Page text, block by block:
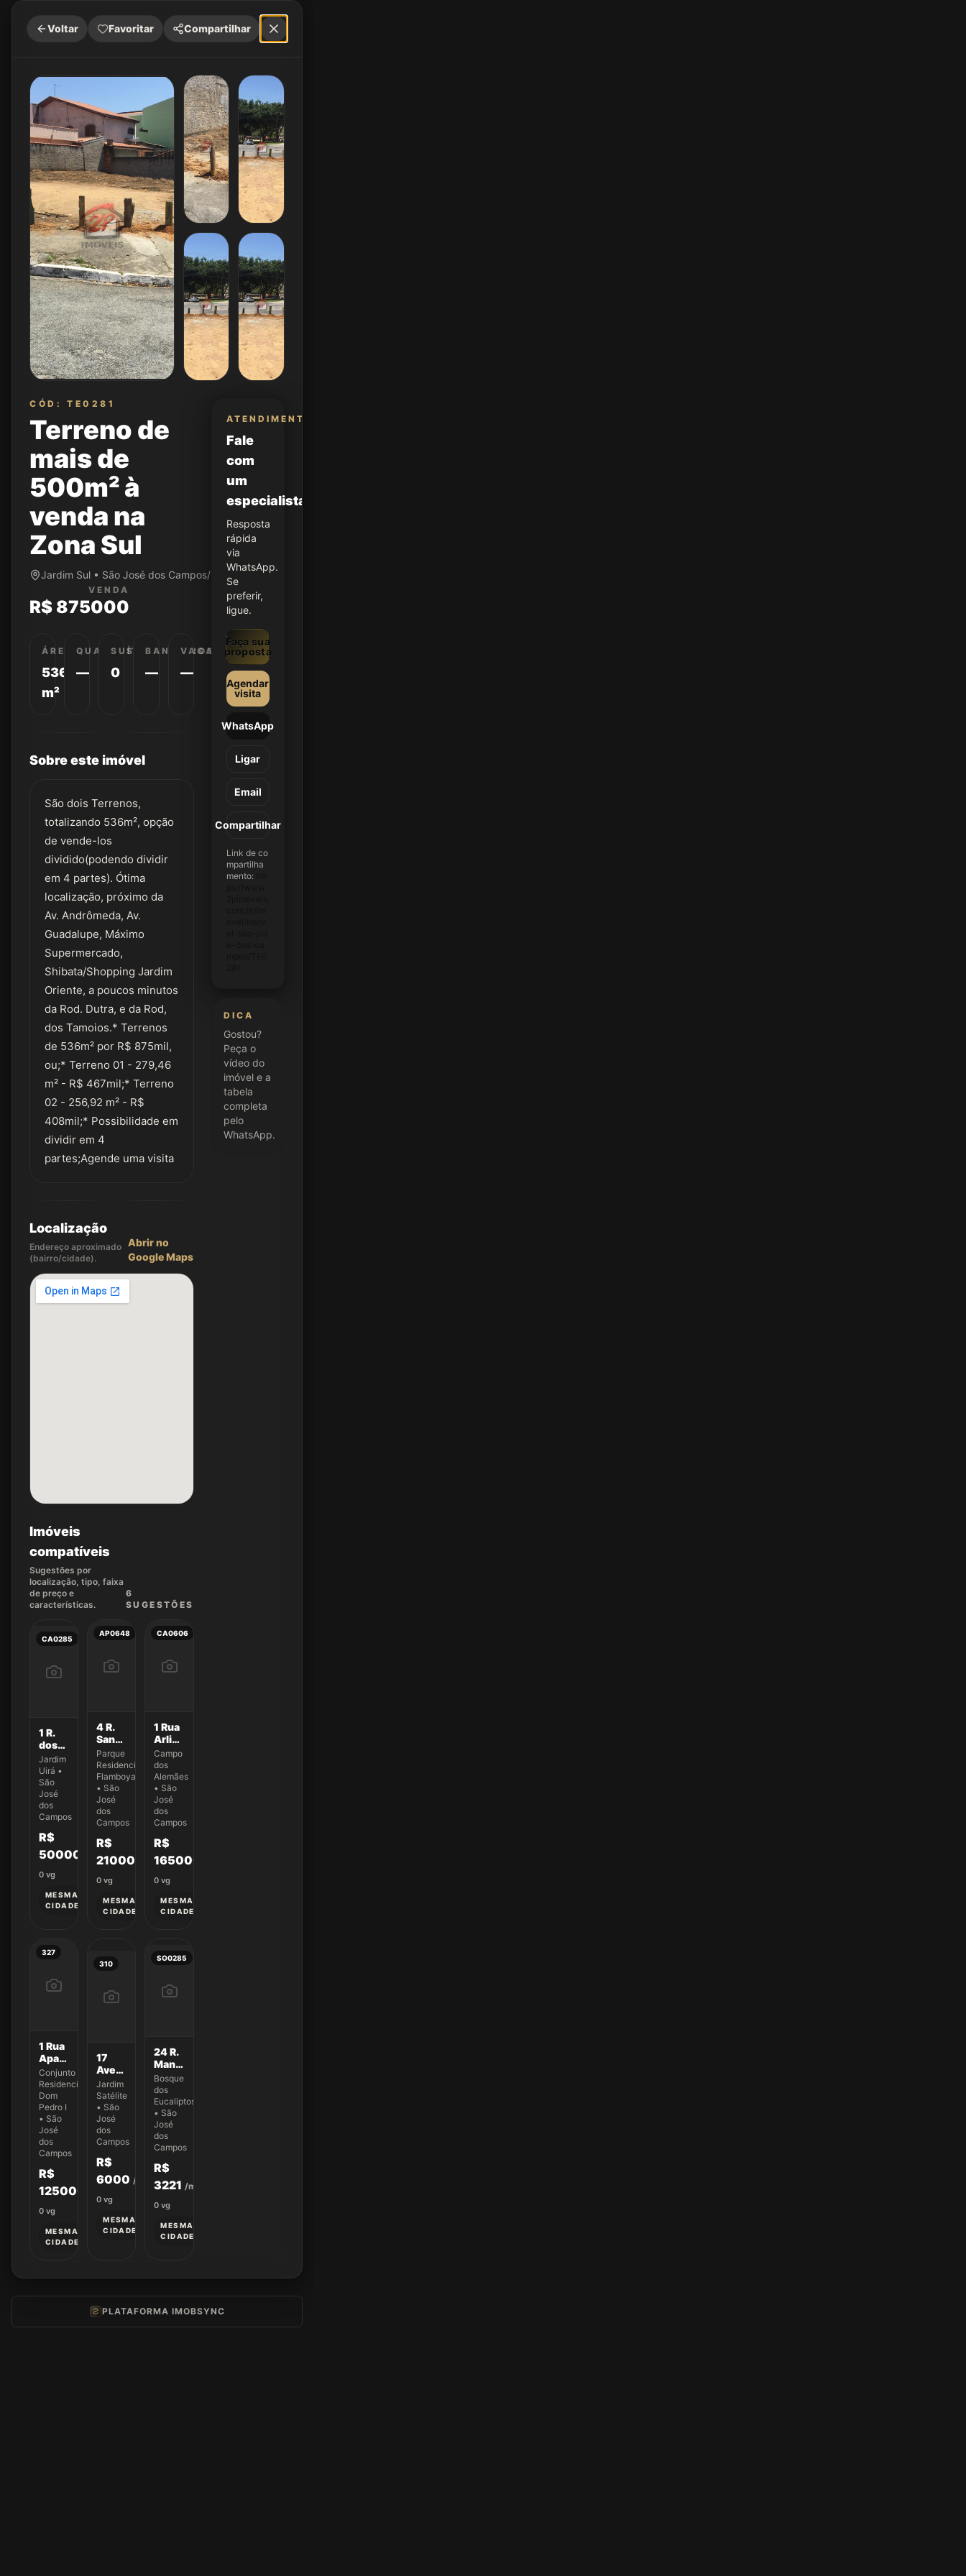
Voltar Favoritar Compartilhar
CÓD: TE0281
Terreno de
mais de
500m² à
venda na
Zona Sul
Jardim Sul • São José dos Campos/SP
VENDA
R$ 875000
ÁREA
536
m²
QUARTOS
—
SUÍTES
0
BANHEIROS
—
VAGAS
—
Sobre este imóvel
São dois Terrenos,
totalizando 536m², opção
de vende-los
dividido(podendo dividir
em 4 partes). Ótima
localização, próximo da
Av. Andrômeda, Av.
Guadalupe, Máximo
Supermercado,
Shibata/Shopping Jardim
Oriente, a poucos minutos
da Rod. Dutra, e da Rod,
dos Tamoios.* Terrenos
de 536m² por R$ 875mil,
ou;* Terreno 01 - 279,46
m² - R$ 467mil;* Terreno
02 - 256,92 m² - R$
408mil;* Possibilidade em
dividir em 4
partes;Agende uma visita
Localização
Endereço aproximado
(bairro/cidade).
Abrir no
Google Maps
Imóveis
compatíveis
Sugestões por
localização, tipo, faixa
de preço e
características.
6
SUGESTÕES
CA0285
1 R.
dos
Jaburus
270
Jardim
Uirá •
São
José
dos
Campos
R$
500000
0 vg
MESMA
CIDADE
AP0648
4 R.
Sandro
Bezerra
da
Silva
223
Parque
Residencial
Flamboyant
• São
José
dos
Campos
R$
210000
0 vg
MESMA
CIDADE
CA0606
1 Rua
Arlinda
Pereira
Dias
Campo
dos
Alemães
• São
José
dos
Campos
R$
165000
0 vg
MESMA
CIDADE
327
1 Rua
Aparecida
da
Conceição
Oliveira
300
Conjunto
Residencial
Dom
Pedro I
• São
José
dos
Campos
R$
125000
0 vg
MESMA
CIDADE
310
17
Avenida
Andrômeda
500
Jardim
Satélite
• São
José
dos
Campos
R$
6000 /mês
0 vg
MESMA
CIDADE
SO0285
24 R.
Manoel
Freire
de
Castro
55
Bosque
dos
Eucaliptos
• São
José
dos
Campos
R$
3221 /mês
0 vg
MESMA
CIDADE
ATENDIMENTO
Fale
com
um
especialista
Resposta
rápida
via
WhatsApp.
Se
preferir,
ligue.
Faça sua
proposta
Agendar
visita
WhatsApp
Ligar
Email
Compartilhar
Link de co
mpartilha
mento:
DICA
Gostou?
Peça o
vídeo do
imóvel e a
tabela
completa
pelo
WhatsApp.
PLATAFORMA IMOBSYNC